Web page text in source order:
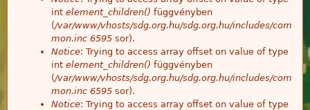
int element_children() függvényben
(/var/www/vhosts/sdg.org.hu/sdg.org.hu/includes/com
mon.inc 6595 sor).
Notice: Trying to access array offset on value of type
int element_children() függvényben
(/var/www/vhosts/sdg.org.hu/sdg.org.hu/includes/com
mon.inc 6595 sor).
Notice: Trying to access array offset on value of type